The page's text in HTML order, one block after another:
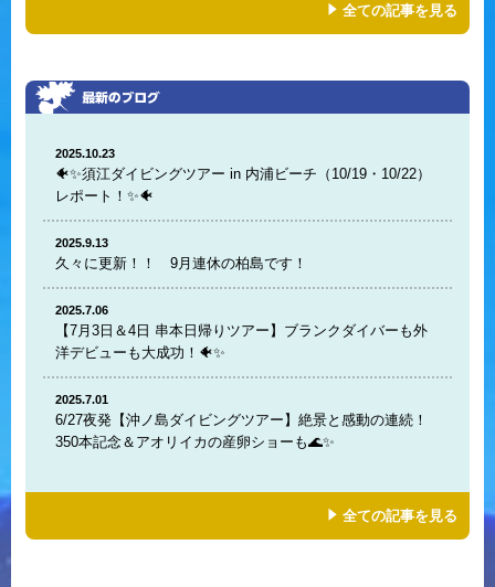
全ての記事を見る
2025.10.23
🐠✨須江ダイビングツアー in 内浦ビーチ（10/19・10/22）
レポート！✨🐠
2025.9.13
久々に更新！！ 9月連休の柏島です！
2025.7.06
【7月3日＆4日 串本日帰りツアー】ブランクダイバーも外
洋デビューも大成功！🐠✨
2025.7.01
6/27夜発【沖ノ島ダイビングツアー】絶景と感動の連続！
350本記念＆アオリイカの産卵ショーも🌊✨
全ての記事を見る